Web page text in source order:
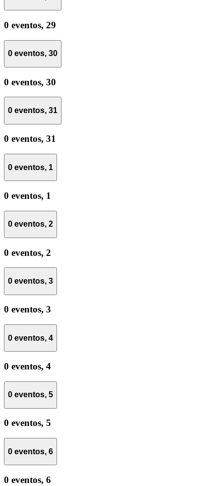
0 eventos, 29
0 eventos, 30
0 eventos, 30
0 eventos, 31
0 eventos, 31
0 eventos, 1
0 eventos, 1
0 eventos, 2
0 eventos, 2
0 eventos, 3
0 eventos, 3
0 eventos, 4
0 eventos, 4
0 eventos, 5
0 eventos, 5
0 eventos, 6
0 eventos, 6